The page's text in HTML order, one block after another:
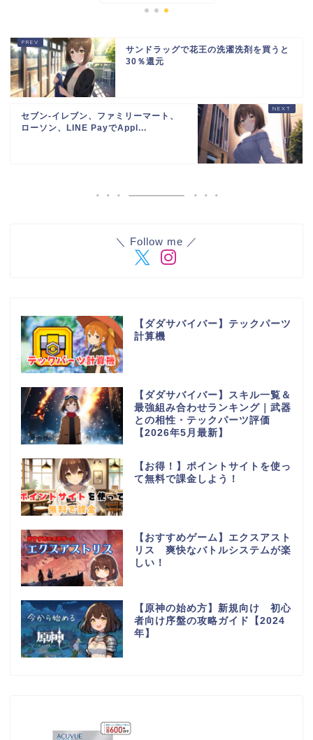
サンドラッグで花王の洗濯洗剤を買うと
30％還元
セブン-イレブン、ファミリーマート、
ローソン、LINE PayでAppl...
＼ Follow me ／
【ダダサバイバー】テックパーツ
計算機
【ダダサバイバー】スキル一覧＆
最強組み合わせランキング｜武器
との相性・テックパーツ評価
【2026年5月最新】
【お得！】ポイントサイトを使っ
て無料で課金しよう！
【おすすめゲーム】エクスアスト
リス 爽快なバトルシステムが楽
しい！
【原神の始め方】新規向け 初心
者向け序盤の攻略ガイド【2024
年】